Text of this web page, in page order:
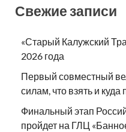
Свежие записи
«Старый Калужский
2026 года
Первый совместный
силам, что взять и
Финальный этап
пройдет на ГЛЦ